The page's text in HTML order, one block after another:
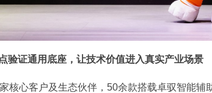
验证通用底座，让技术价值进入真实产业场景
核心客户及生态伙伴，50余款搭载卓驭智能